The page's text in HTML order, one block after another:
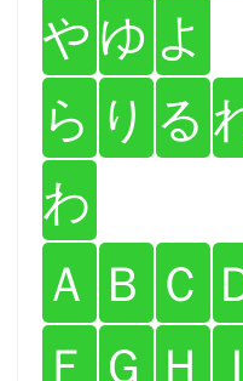
や ゆ よ
ら り る
わ
Ａ Ｂ Ｃ
Ｆ Ｇ Ｈ Ｉ